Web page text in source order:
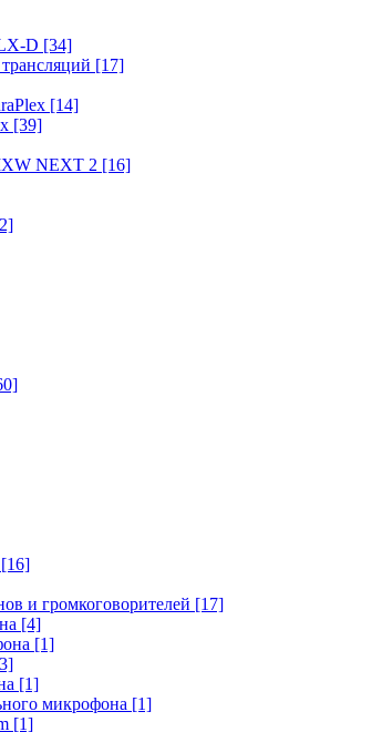
D [34]
[17]
[14]
[39]
NEXT 2 [16]
[16]
и громкоговорителей [17]
[4]
[1]
[1]
микрофона [1]
[1]